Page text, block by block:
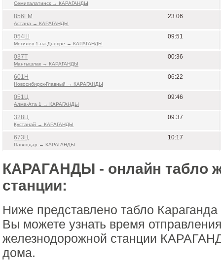
Семипалатинск → КАРАГАНДЫ
856ГМ
Астана → КАРАГАНДЫ
23:06
054Ш
Могилев 1-на-Днепре → КАРАГАНДЫ
09:51
037Т
Мангышлак → КАРАГАНДЫ
00:36
601Н
Новосибирск-Главный → КАРАГАНДЫ
06:22
051Ц
Алма-Ата 1 → КАРАГАНДЫ
09:46
328Ц
Кустанай → КАРАГАНДЫ
09:37
673Ц
Павлодар → КАРАГАНДЫ
10:17
КАРАГАНДЫ - онлайн табло
станции:
Ниже представлено табло
Вы можете узнать время
железнодорожной станции
дома.